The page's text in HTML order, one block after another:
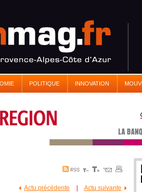
POLITIQUE INNOVATION
Actu précédente Actu suivante